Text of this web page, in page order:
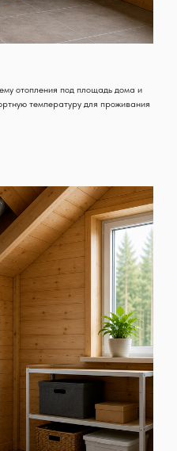
отопления под площадь дома и
температуру для проживания